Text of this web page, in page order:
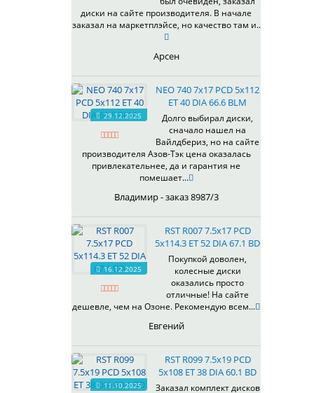
401
408
410
411
414
417
423
426
428
429
430
433
438
503
505
70,1
72,6
73,1
74,1
75.1
78.1
98
98,1
MGM
OrD
SL
W
WB
WD
диски на сайте производителя. В начале
заказал на маркетплэйсе, но качество там и..
Арсен
29.12.2025
NEO 740 7x17 PCD 5x112
ET 40 DIA 66.6 BLM
Долго выбирал диски,
сначало нашел на
Вайлдбериз, но на сайте
производителя Азов-Тэк цена оказалась
привлекательнее, да и гарантия не
помешает...
Владимир - заказ 8987/3
16.12.2025
RST R007 7.5x17 PCD
5x114.3 ET 52 DIA 67.1 BD
Покупкой доволен,
колесные диски
оказались просто
отличные! На сайте
дешевле, чем на Озоне. Рекомендую всем...
Евгений
11.10.2025
RST R099 7.5x19 PCD
5x108 ET 38 DIA 60.1 BD
Заказал комплект дисков